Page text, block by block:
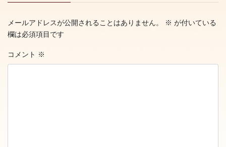
メールアドレスが公開されることはありません。 ※ が付いている
欄は必須項目です
コメント ※